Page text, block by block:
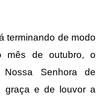
terminando de modo
mês de outubro, o
Senhora de
graça e de louvor a